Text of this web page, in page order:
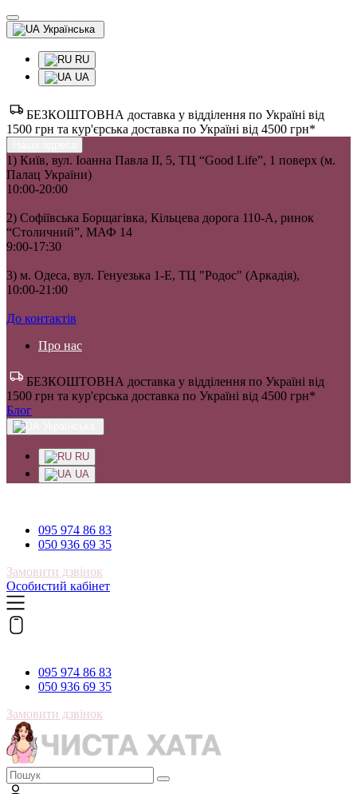
Українська
RU
UA
БЕЗКОШТОВНА доставка у відділення по Україні від
1500 грн та кур'єрська доставка по Україні від 4500 грн*
1) Київ, вул. Іоанна Павла II, 5, ТЦ “Good Life”, 1 поверх (м.
Палац України)
10:00-20:00
2) Софіївська Борщагівка, Кільцева дорога 110-А, ринок
“Столичний”, МАФ 14
9:00-17:30
3) м. Одеса, вул. Генуезька 1-Е, ТЦ "Родос" (Аркадія),
10:00-21:00
До контактів
Про нас
БЕЗКОШТОВНА доставка у відділення по Україні від
1500 грн та кур'єрська доставка по Україні від 4500 грн*
Блог
RU
UA
095 974 86 83
050 936 69 35
Замовити дзвінок
Особистий кабінет
095 974 86 83
050 936 69 35
Замовити дзвінок